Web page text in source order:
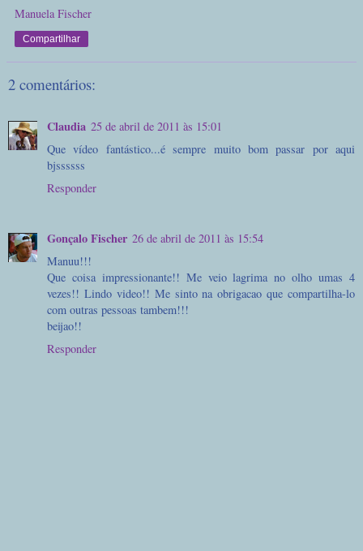
Manuela Fischer
Compartilhar
2 comentários:
Claudia 25 de abril de 2011 às 15:01
Que vídeo fantástico...é sempre muito bom passar por aqui
bjssssss
Responder
Gonçalo Fischer 26 de abril de 2011 às 15:54
Manuu!!!
Que coisa impressionante!! Me veio lagrima no olho umas 4
vezes!! Lindo video!! Me sinto na obrigacao que compartilha-lo
com outras pessoas tambem!!!
beijao!!
Responder